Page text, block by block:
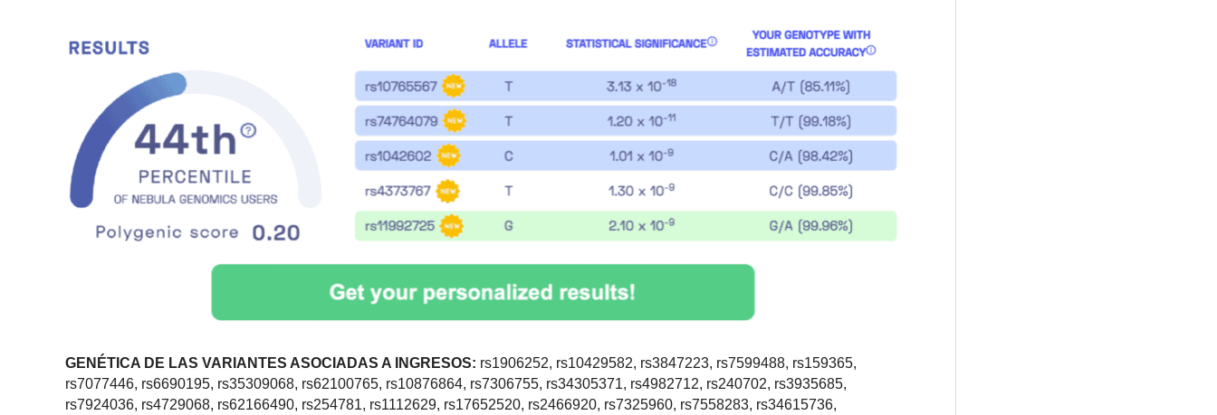
GENÉTICA DE LAS VARIANTES ASOCIADAS A INGRESOS: rs1906252, rs10429582, rs3847223, rs7599488, rs159365,
rs7077446, rs6690195, rs35309068, rs62100765, rs10876864, rs7306755, rs34305371, rs4982712, rs240702, rs3935685,
rs7924036, rs4729068, rs62166490, rs254781, rs1112629, rs17652520, rs2466920, rs7325960, rs7558283, rs34615736,